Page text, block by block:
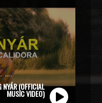
(OFFICIAL
MUSIC VIDEO)